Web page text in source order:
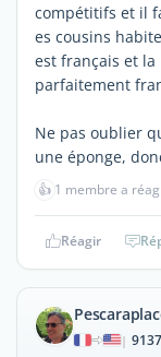
compétitifs et il
es cousins
est français et
parfaitement
Ne pas oublier
une éponge,
👍 1 membre a
Réagir
| 9137